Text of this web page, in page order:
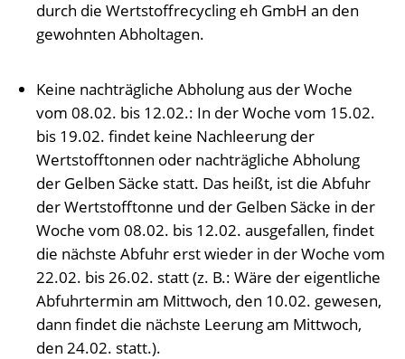
durch die Wertstoffrecycling eh GmbH an den
gewohnten Abholtagen.
Keine nachträgliche Abholung aus der Woche
vom 08.02. bis 12.02.: In der Woche vom 15.02.
bis 19.02. findet keine Nachleerung der
Wertstofftonnen oder nachträgliche Abholung
der Gelben Säcke statt. Das heißt, ist die Abfuhr
der Wertstofftonne und der Gelben Säcke in der
Woche vom 08.02. bis 12.02. ausgefallen, findet
die nächste Abfuhr erst wieder in der Woche vom
22.02. bis 26.02. statt (z. B.: Wäre der eigentliche
Abfuhrtermin am Mittwoch, den 10.02. gewesen,
dann findet die nächste Leerung am Mittwoch,
den 24.02. statt.).